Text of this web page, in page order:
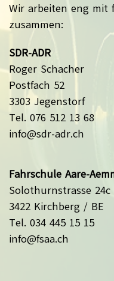
Wir arbeiten eng mit
zusammen:
SDR-ADR
Roger Schacher
Postfach 52
3303 Jegenstorf
Tel. 076 512 13 68
info@sdr-adr.ch
Fahrschule Aare-
Solothurnstrasse 24c
3422 Kirchberg / BE
Tel. 034 445 15 15
info@fsaa.ch